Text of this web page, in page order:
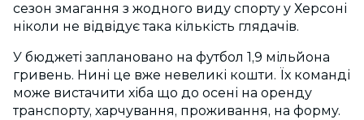
сезон змагання з жодного виду спорту у Херсоні
ніколи не відвідує така кількість глядачів.
У бюджеті заплановано на футбол 1,9 мільйона
гривень. Нині це вже невеликі кошти. Їх команді
може вистачити хіба що до осені на оренду
транспорту, харчування, проживання, на форму.